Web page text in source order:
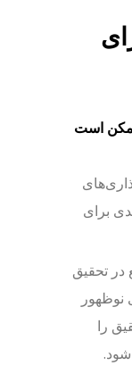
است
برای
تحقیق
را